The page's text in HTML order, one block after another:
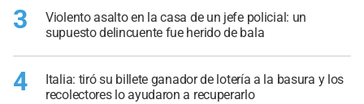
3
Violento asalto en la casa de un jefe policial: un
supuesto delincuente fue herido de bala
4
Italia: tiró su billete ganador de lotería a la basura y los
recolectores lo ayudaron a recuperarlo